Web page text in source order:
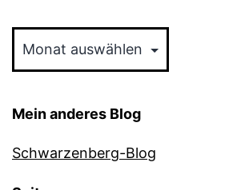
Mein anderes Blog
Schwarzenberg-Blog